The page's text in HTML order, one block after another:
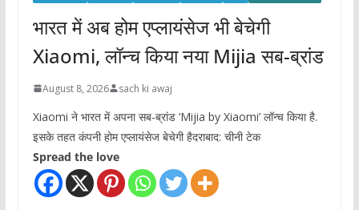
भारत में अब होम एप्लायंसेज भी बेचेगी
Xiaomi, लॉन्च किया नया Mijia सब-ब्रांड
August 8, 2026 sach ki awaj
Xiaomi ने भारत में अपना सब-ब्रांड ‘Mijia by Xiaomi’ लॉन्च किया है.
इसके तहत कंपनी होम एप्लायंसेज बेचेगी हैदराबाद: चीनी टेक
Spread the love